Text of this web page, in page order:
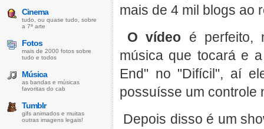
mais de 4 mil blogs ao
O vídeo é perfeito,
música que tocará e
End" no "Difícil", aí
possuísse um controle
Depois disso é um
Cinema
tudo, ou quase tudo, sobre
a 7ª arte
Fotos
mais de 2000 fotos sobre
tudo e todos
Música
as bandas e músicas
favoritas do cab
Tumblr
gifs animados e muitas
outras imagens legais!